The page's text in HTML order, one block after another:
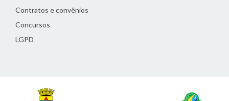
Contratos e convênios
Concursos
LGPD